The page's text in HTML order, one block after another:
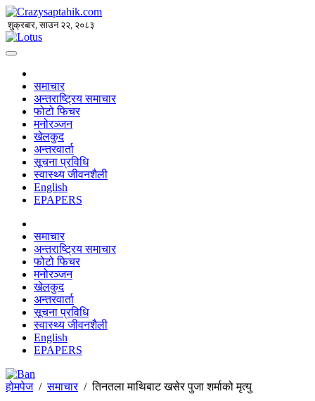
शुक्रबार, साउन २२, २०८३
समाचार
अन्तराष्ट्रिय समाचार
फोटो फिचर
मनोरञ्जन
खेलकुद
अन्तरवार्ता
सूचना प्रविधि
स्वास्थ्य जीवनशैली
English
EPAPERS
समाचार
अन्तराष्ट्रिय समाचार
फोटो फिचर
मनोरञ्जन
खेलकुद
अन्तरवार्ता
सूचना प्रविधि
स्वास्थ्य जीवनशैली
English
EPAPERS
होमपेज/समाचार/तिनतला माथिबाट खसेर पुजा शर्माको मृत्यु